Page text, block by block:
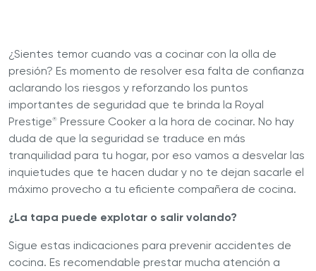
¿Sientes temor cuando vas a cocinar con la olla de
presión? Es momento de resolver esa falta de confianza
aclarando los riesgos y reforzando los puntos
importantes de seguridad que te brinda la Royal
Prestige® Pressure Cooker a la hora de cocinar. No hay
duda de que la seguridad se traduce en más
tranquilidad para tu hogar, por eso vamos a desvelar las
inquietudes que te hacen dudar y no te dejan sacarle el
máximo provecho a tu eficiente compañera de cocina.
¿La tapa puede explotar o salir volando?
Sigue estas indicaciones para prevenir accidentes de
cocina. Es recomendable prestar mucha atención a